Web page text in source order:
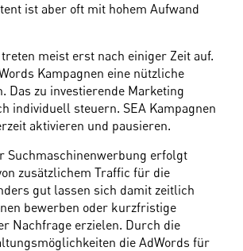
ist aber oft mit hohem Aufwand
meist erst nach einiger Zeit auf.
Kampagnen eine nützliche
Das zu investierende Marketing
individuell steuern. SEA Kampagnen
aktivieren und pausieren.
Suchmaschinenwerbung erfolgt
zusätzlichem Traffic für die
gut lassen sich damit zeitlich
bewerben oder kurzfristige
Nachfrage erzielen. Durch die
die AdWords für